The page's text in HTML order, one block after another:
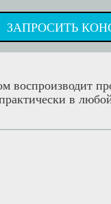
ЗАПРОСИТЬ
воспроизводит
в